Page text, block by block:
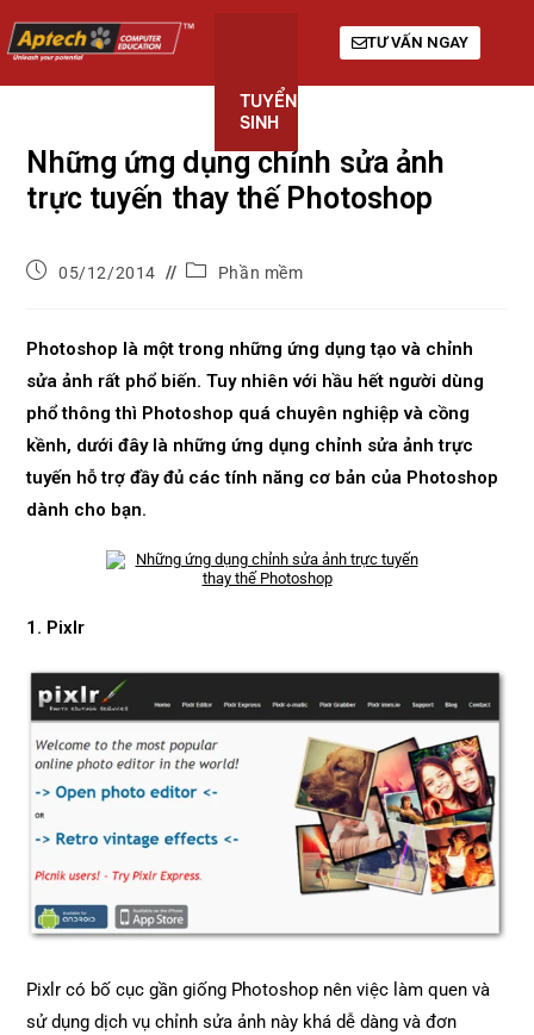
TUYỂN
SINH
TƯ VẤN NGAY
Những ứng dụng chỉnh sửa ảnh
trực tuyến thay thế Photoshop
05/12/2014 Phần mềm
Photoshop là một trong những ứng dụng tạo và chỉnh
sửa ảnh rất phổ biến. Tuy nhiên với hầu hết người dùng
phổ thông thì Photoshop quá chuyên nghiệp và cồng
kềnh, dưới đây là những ứng dụng chỉnh sửa ảnh trực
tuyến hỗ trợ đầy đủ các tính năng cơ bản của Photoshop
dành cho bạn.
1. Pixlr
Pixlr có bố cục gần giống Photoshop nên việc làm quen và
sử dụng dịch vụ chỉnh sửa ảnh này khá dễ dàng và đơn